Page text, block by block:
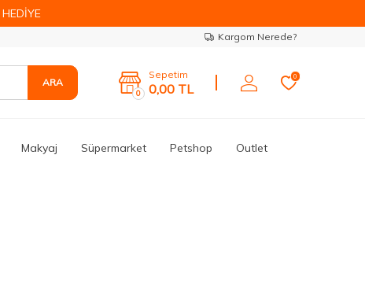
HEDİYE
Kargom Nerede?
ARA
0
Sepetim
0,00 TL
0
Makyaj Süpermarket Petshop Outlet